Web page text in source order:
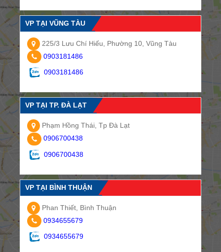
VP TẠI VŨNG TÀU
225/3 Lưu Chí Hiếu, Phường 10, Vũng Tàu
0903181486
0903181486
VP TẠI TP. ĐÀ LẠT
Phạm Hồng Thái, Tp Đà Lạt
0906700438
0906700438
VP TẠI BÌNH THUẬN
Phan Thiết, Bình Thuận
0934655679
0934655679